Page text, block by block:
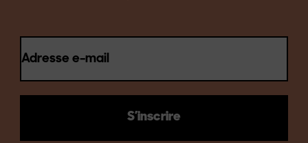
Adresse e-mail
S’inscrire